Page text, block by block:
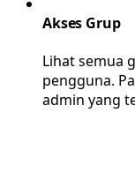
Akses Grup
Lihat semua
pengguna.
admin yang